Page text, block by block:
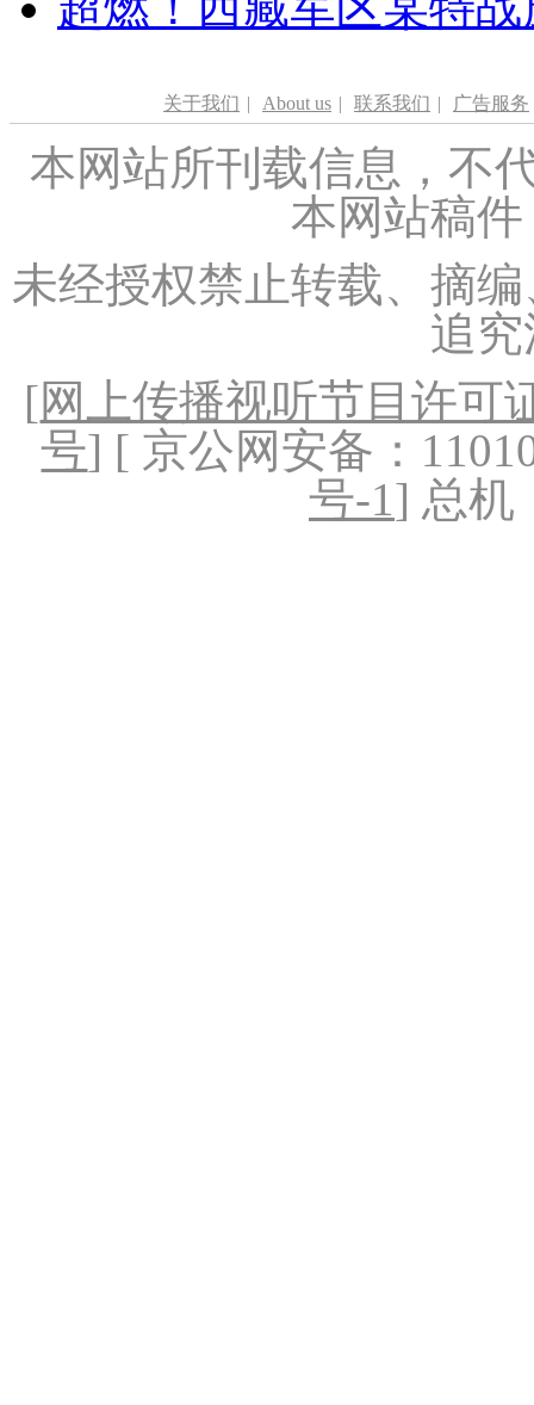
关于我们 | About us | 联系我们 | 广告服务
本网站所刊载信息，不
本网站稿
未经授权禁止转载、摘
追
[网上传播视听节目许可
号] [ 京公网安备：
号-1] 总机